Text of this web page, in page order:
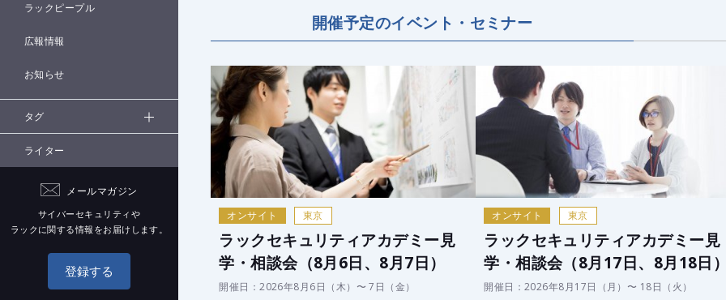
ラックピープル
広報情報
お知らせ
タグ
ライター
メールマガジン
サイバーセキュリティや
ラックに関する情報をお届けします。
登録する
開催予定のイベント・セミナー
オンサイト 東京
ラックセキュリティアカデミー見
学・相談会（8月6日、8月7日）
開催日：2026年8月6日（木）〜 7日（金）
オンサイト 東京
ラックセキュリティアカデミー見
学・相談会（8月17日、8月18日
開催日：2026年8月17日（月）〜 18日（火）